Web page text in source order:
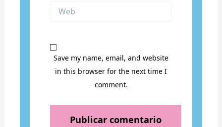
Save my name, email, and website
in this browser for the next time I
comment.